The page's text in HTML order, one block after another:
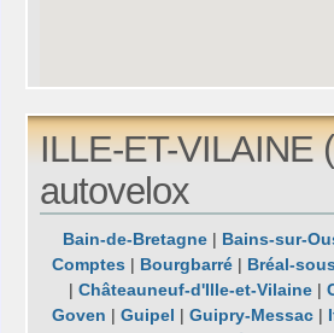
ILLE-ET-VILAINE
autovelox
Bain-de-Bretagne | Bains-sur-
Comptes | Bourgbarré | Bréal-
|Châteauneuf-d'Ille-et-Vilaine |
Goven |Guipel |Guipry-Messac |